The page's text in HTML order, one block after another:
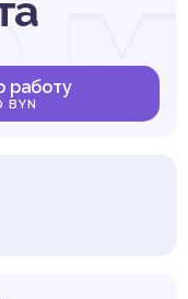
работу
BYN